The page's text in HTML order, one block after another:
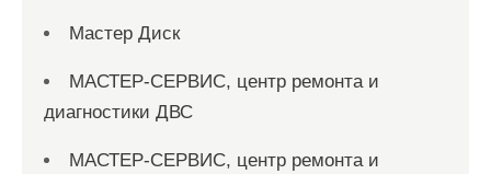
Мастер Диск
МАСТЕР-СЕРВИС, центр ремонта и
диагностики ДВС
МАСТЕР-СЕРВИС, центр ремонта и